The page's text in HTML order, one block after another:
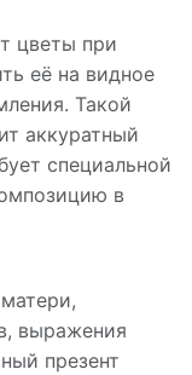
цветы при
её на видное
Такой
аккуратный
специальной
в
выражения
презент